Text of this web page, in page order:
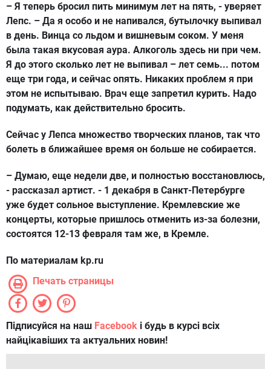
– Я теперь бросил пить минимум лет на пять, - уверяет
Лепс. – Да я особо и не напивался, бутылочку выпивал
в день. Винца со льдом и вишневым соком. У меня
была такая вкусовая аура. Алкоголь здесь ни при чем.
Я до этого сколько лет не выпивал – лет семь... потом
еще три года, и сейчас опять. Никаких проблем я при
этом не испытываю. Врач еще запретил курить. Надо
подумать, как действительно бросить.
Сейчас у Лепса множество творческих планов, так что
болеть в ближайшее время он больше не собирается.
– Думаю, еще недели две, и полностью восстановлюсь,
- рассказал артист. - 1 декабря в Санкт-Петербурге
уже будет сольное выступление. Кремлевские же
концерты, которые пришлось отменить из-за болезни,
состоятся 12-13 февраля там же, в Кремле.
По материалам kp.ru
Печать страницы
Підписуйся на наш Facebook і будь в курсі всіх
найцікавіших та актуальних новин!